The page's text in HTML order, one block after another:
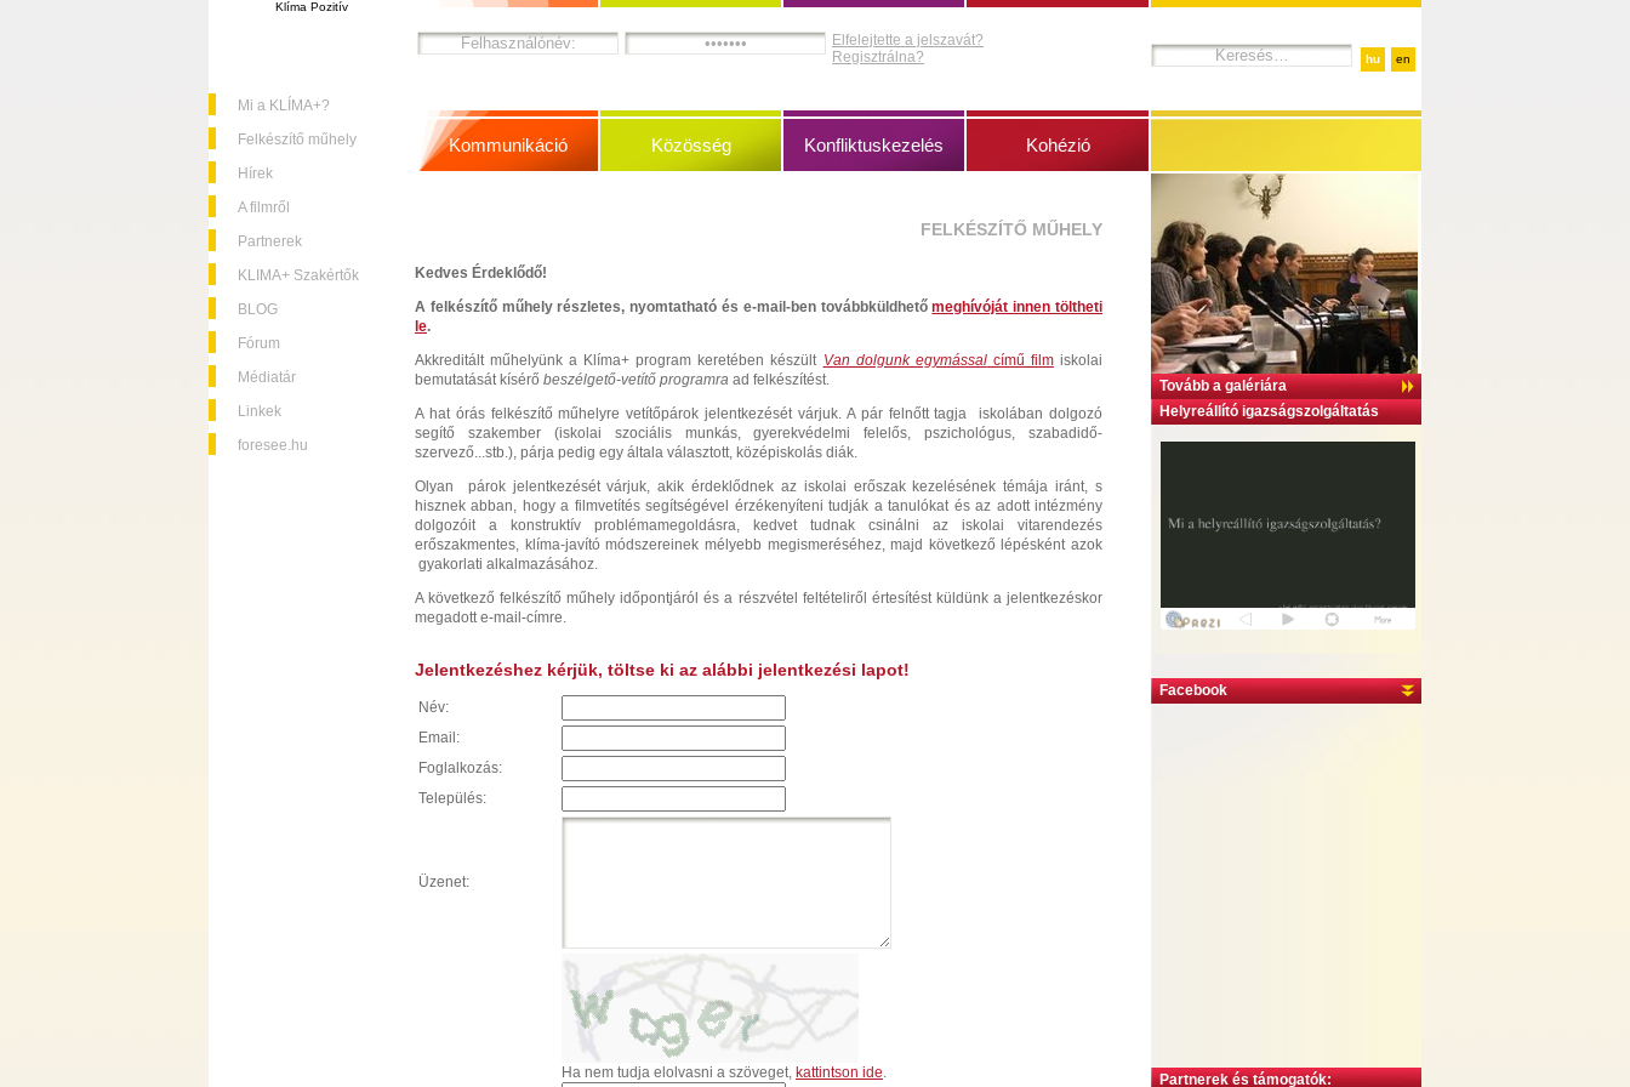
Klíma Pozitív
Mi a KLÍMA+?
Felkészítő műhely
Hírek
A filmről
Partnerek
KLIMA+ Szakértők
BLOG
Fórum
Médiatár
Linkek
foresee.hu
hu en
Tovább a galériára
Helyreállító igazságszolgáltatás
Facebook
Partnerek és támogatók:
Elfelejtette a jelszavát?
Regisztrálna?
Kommunikáció Közösség Konfliktuskezelés Kohézió
FELKÉSZÍTŐ MŰHELY
Kedves Érdeklődő!
A felkészítő műhely részletes, nyomtatható és e-mail-ben továbbküldhetőmeghívóját innen töltheti
le.
Akkreditált műhelyünk a Klíma+ program keretében készült Van dolgunk egymássalcímű filmiskolai
bemutatását kísérő beszélgető-vetítő programra ad felkészítést.
A hat órás felkészítő műhelyre vetítőpárok jelentkezését várjuk. A pár felnőtt tagja iskolában dolgozó
segítő szakember (iskolai szociális munkás, gyerekvédelmi felelős, pszichológus, szabadidő-
szervező...stb.), párja pedig egy általa választott, középiskolás diák.
Olyan párok jelentkezését várjuk, akik érdeklődnek az iskolai erőszak kezelésének témája iránt, s
hisznek abban, hogy a filmvetítés segítségével érzékenyíteni tudják a tanulókat és az adott intézmény
dolgozóit a konstruktív problémamegoldásra, kedvet tudnak csinálni az iskolai vitarendezés
erőszakmentes, klíma-javító módszereinek mélyebb megismeréséhez, majd következő lépésként azok
gyakorlati alkalmazásához.
A következő felkészítő műhely időpontjáról és a részvétel feltételiről értesítést küldünk a jelentkezéskor
megadott e-mail-címre.
Jelentkezéshez kérjük, töltse ki az alábbi jelentkezési lapot!
Név:
Email:
Foglalkozás:
Település:
Üzenet:
Ha nem tudja elolvasni a szöveget, kattintson ide.